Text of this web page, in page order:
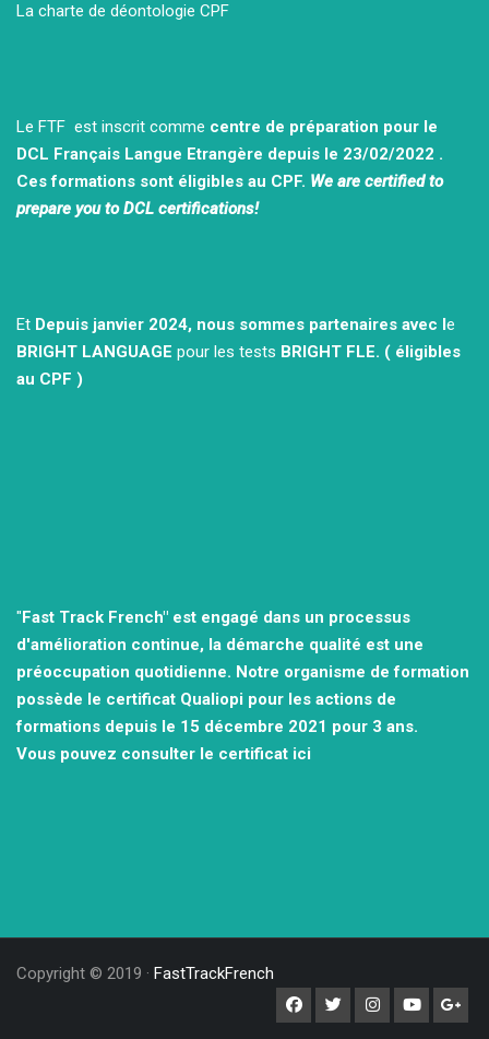
La charte de déontologie CPF
Le FTF est inscrit comme centre de préparation pour le
DCL Français Langue Etrangère depuis le 23/02/2022 .
Ces formations sont éligibles au CPF. We are certified to
prepare you to DCL certifications!
Et Depuis janvier 2024, nous sommes partenaires avec l e
BRIGHT LANGUAGE pour les tests BRIGHT FLE. ( éligibles
au CPF )
" Fast Track French" est engagé dans un processus
d'amélioration continue, la démarche qualité est une
préoccupation quotidienne. Notre organisme de formation
possède le certificat Qualiopi pour les actions de
formations depuis le 15 décembre 2021 pour 3 ans.
Vous pouvez consulter le certificat ici
Copyright © 2019 · FastTrackFrench